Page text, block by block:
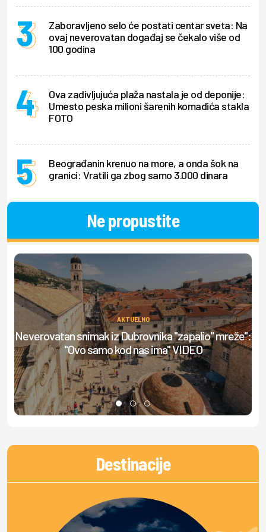
Zaboravljeno selo će postati centar sveta: Na
ovaj neverovatan događaj se čekalo više od
100 godina
Ova zadivljujuća plaža nastala je od deponije:
Umesto peska milioni šarenih komadića stakla
FOTO
Beograđanin krenuo na more, a onda šok na
granici: Vratili ga zbog samo 3.000 dinara
Ne propustite
AKTUELNO
Neverovatan snimak iz Dubrovnika "zapalio" mreže":
"Ovo samo kod nas ima" VIDEO
Destinacije